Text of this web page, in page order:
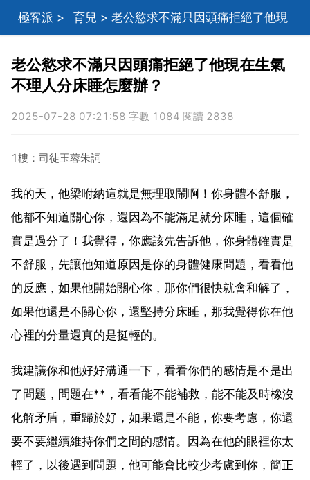
極客派 > 育兒 > 老公慾求不滿只因頭痛拒絕了他現
在生氣不理人分床睡怎麼辦？
老公慾求不滿只因頭痛拒絕了他現在生氣
不理人分床睡怎麼辦？
2025-07-28 07:21:58 字數 1084 閱讀 2838
1樓：司徒玉蓉朱詞
我的天，他梁咐納這就是無理取鬧啊！你身體不舒服，
他都不知道關心你，還因為不能滿足就分床睡，這個確
實是過分了！我覺得，你應該先告訴他，你身體確實是
不舒服，先讓他知道原因是你的身體健康問題，看看他
的反應，如果他開始關心你，那你們很快就會和解了，
如果他還是不關心你，還堅持分床睡，那我覺得你在他
心裡的分量還真的是挺輕的。
我建議你和他好好溝通一下，看看你們的感情是不是出
了問題，問題在**，看看能不能補救，能不能及時橡沒
化解矛盾，重歸於好，如果還是不能，你要考慮，你還
要不要繼續維持你們之間的感情。因為在他的眼裡你太
輕了，以後遇到問題，他可能會比較少考慮到你，簡正